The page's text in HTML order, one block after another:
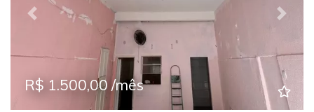
Previous Next
R$ 1.500,00 /mês